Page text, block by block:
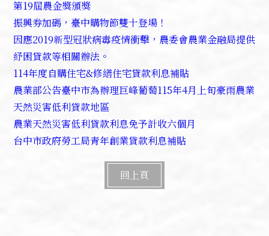
第19屆農金獎頒獎
振興券加碼，臺中購物節雙十登場！
因應2019新型冠狀病毒疫情衝擊，農委會農業金融局提供
紓困貸款等相關辦法。
114年度自購住宅&修繕住宅貸款利息補貼
農業部公告臺中市為辦理巨峰葡萄115年4月上旬豪雨農業
天然災害低利貸款地區
農業天然災害低利貸款利息免予計收六個月
台中市政府勞工局青年創業貸款利息補貼
回上頁